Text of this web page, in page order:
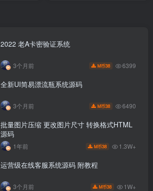
2022 老A卡密验证系统
3个月前 M币38 6399
全新UI简易漂流瓶系统源码
3个月前 M币38 6490
批量图片压缩 更改图片尺寸 转换格式HTML
源码
1年前 M币38 1.3W+
运营级在线客服系统源码 附教程
3个月前 M币38 1W+